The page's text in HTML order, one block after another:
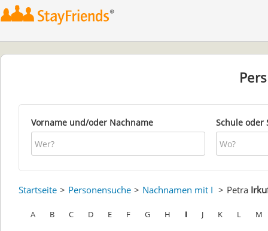
Vorname und/oder Nachname Schule oder
Startseite Personensuche Nachnamen mit I Petra
A B C D E F G H I J K L M